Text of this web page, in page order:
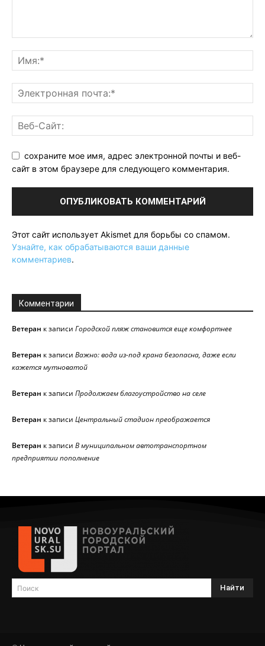
сохраните мое имя, адрес электронной почты и веб-
сайт в этом браузере для следующего комментария.
Этот сайт использует Akismet для борьбы со спамом.
Узнайте, как обрабатываются ваши данные
комментариев.
Комментарии
Ветеран к записи Городской пляж становится еще комфортнее
Ветеран к записи Важно: вода из-под крана безопасна, даже если
кажется мутноватой
Ветеран к записи Продолжаем благоустройство на селе
Ветеран к записи Центральный стадион преображается
Ветеран к записи В муниципальном автотранспортном
предприятии пополнение
Поиск Найти